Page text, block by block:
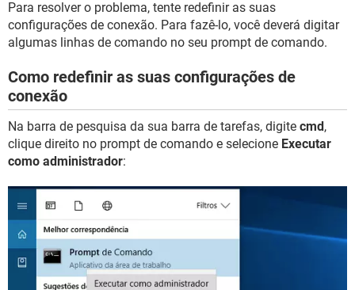
Para resolver o problema, tente redefinir as suas
configurações de conexão. Para fazê-lo, você deverá digitar
algumas linhas de comando no seu prompt de comando.
Como redefinir as suas configurações de
conexão
Na barra de pesquisa da sua barra de tarefas, digite cmd,
clique direito no prompt de comando e selecione Executar
como administrador: